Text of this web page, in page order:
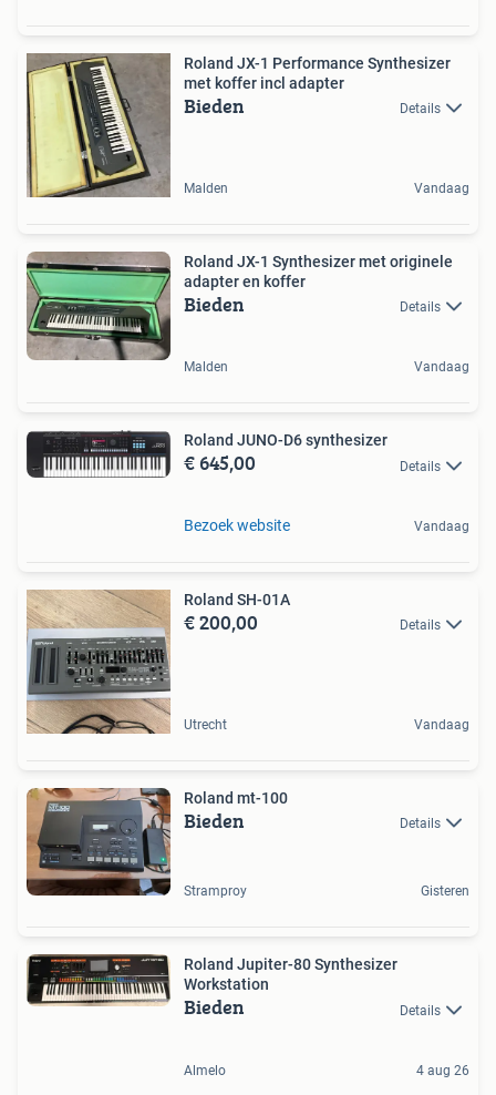
Roland JX-1 Performance Synthesizer
met koffer incl adapter
Bieden Details
Malden Vandaag
Roland JX-1 Synthesizer met originele
adapter en koffer
Bieden Details
Malden Vandaag
Roland JUNO-D6 synthesizer
€ 645,00 Details
Bezoek website Vandaag
Roland SH-01A
€ 200,00 Details
Utrecht Vandaag
Roland mt-100
Bieden Details
Stramproy Gisteren
Roland Jupiter-80 Synthesizer
Workstation
Bieden Details
Almelo 4 aug 26